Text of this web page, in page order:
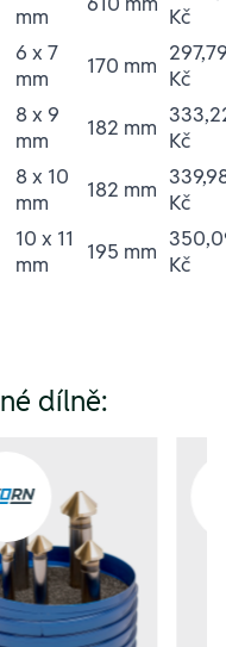
mm
Kč
6 x 7
mm
170 mm Kč
8 x 9
mm
182 mm Kč
8 x 10
mm
182 mm Kč
10 x 11
mm
195 mm Kč
dílně: